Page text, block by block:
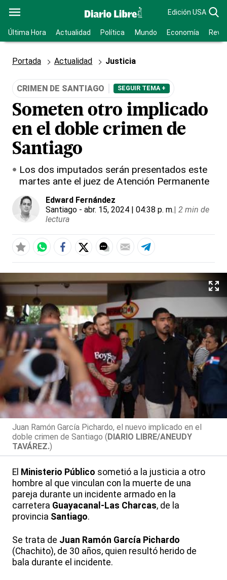
Edición USA
Última Hora Actualidad Política Mundo Economía
Portada Actualidad Justicia
CRIMEN DE SANTIAGO SEGUIR TEMA +
Someten otro implicado
en el doble crimen de
Santiago
Los dos imputados serán presentados este
martes ante el juez de Atención Permanente
Edward Fernández
Santiago - abr. 15, 2024 | 04:38 p. m.| 2 min de
lectura
Juan Ramón García Pichardo, el nuevo implicado en el
doble crimen de Santiago (DIARIO LIBRE/ANEUDY
TAVÁREZ.)
El Ministerio Público sometió a la justicia a otro
hombre al que vinculan con la muerte de una
pareja durante un incidente armado en la
carretera Guayacanal-Las Charcas, de la
provincia Santiago.
Se trata de Juan Ramón García Pichardo
(Chachito), de 30 años, quien resultó herido de
bala durante el incidente.